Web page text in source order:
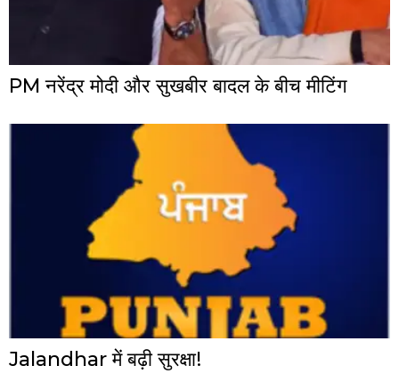
PM नरेंद्र मोदी और सुखबीर बादल के बीच मीटिंग
Jalandhar में बढ़ी सुरक्षा!